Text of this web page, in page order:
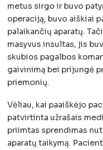
metus sirgo ir buvo
operaciją, buvo aiškiai
palaikančių aparatų.
masyvus insultas, jis
skubios pagalbos
gaivinimą bei prijungė
priemonių.
Vėliau, kai paaiškėjo
patvirtinta užrašais
priimtas sprendimas
aparatų taikymą.